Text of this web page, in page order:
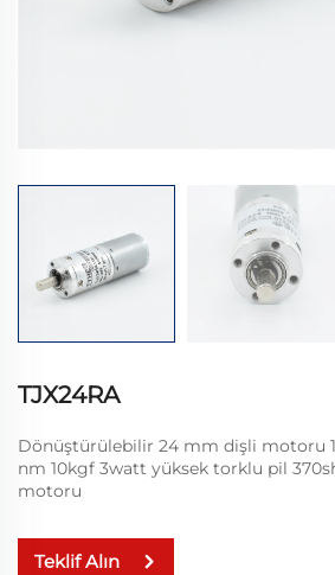
TJX24RA
Dönüştürülebilir 24 mm dişli motoru
nm 10kgf 3watt yüksek torklu pil
motoru
Teklif Alın